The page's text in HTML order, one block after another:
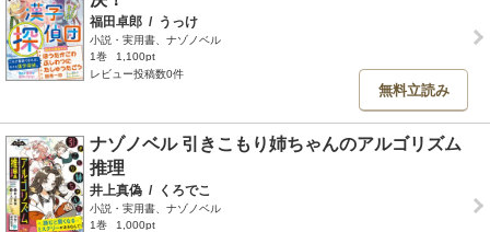
福田卓郎 / うっけ
小説・実用書、ナゾノベル
1巻
1,100pt
レビュー投稿数0件
無料立読み
ナゾノベル 引きこもり姉ちゃんのアルゴリズム
推理
井上真偽 / くろでこ
小説・実用書、ナゾノベル
1巻
1,000pt